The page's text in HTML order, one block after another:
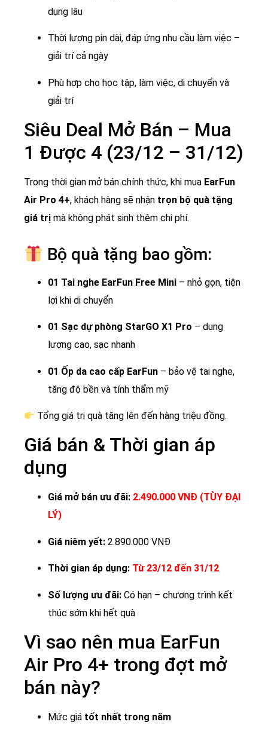
dụng lâu
Thời lượng pin dài, đáp ứng nhu cầu làm việc –
giải trí cả ngày
Phù hợp cho học tập, làm việc, di chuyển và
giải trí
Siêu Deal Mở Bán – Mua
1 Được 4 (23/12 – 31/12)
Trong thời gian mở bán chính thức, khi mua EarFun
Air Pro 4+, khách hàng sẽ nhận trọn bộ quà tặng
giá trị mà không phát sinh thêm chi phí.
Bộ quà tặng bao gồm:
01 Tai nghe EarFun Free Mini – nhỏ gọn, tiện
lợi khi di chuyển
01 Sạc dự phòng StarGO X1 Pro – dung
lượng cao, sạc nhanh
01 Ốp da cao cấp EarFun – bảo vệ tai nghe,
tăng độ bền và tính thẩm mỹ
Tổng giá trị quà tặng lên đến hàng triệu đồng.
Giá bán & Thời gian áp
dụng
Giá mở bán ưu đãi: 2.490.000 VNĐ (TÙY ĐẠI
LÝ)
Giá niêm yết: 2.890.000 VNĐ
Thời gian áp dụng: Từ 23/12 đến 31/12
Số lượng ưu đãi: Có hạn – chương trình kết
thúc sớm khi hết quà
Vì sao nên mua EarFun
Air Pro 4+ trong đợt mở
bán này?
Mức giá tốt nhất trong năm